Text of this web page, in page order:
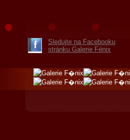
Sledujte na Facebooku
stránku Galerie Fénix